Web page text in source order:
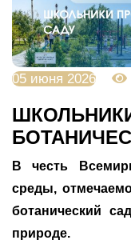
05 июня 2026
В честь
среды,
ботанический
природе.